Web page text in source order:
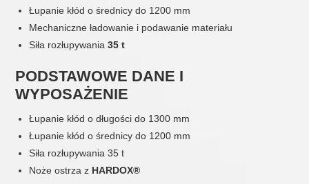
Łupanie kłód o średnicy do 1200 mm
Mechaniczne ładowanie i podawanie materiału
Siła rozłupywania35 t
PODSTAWOWE DANE I
WYPOSAŻENIE
Łupanie kłód o długości do 1300 mm
Łupanie kłód o średnicy do 1200 mm
Siła rozłupywania 35 t
Noże ostrza z HARDOX®